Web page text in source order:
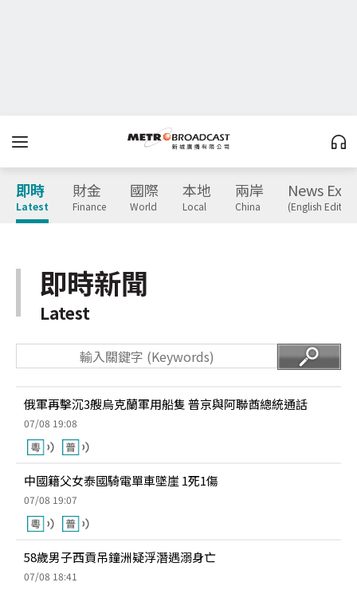
即時
Latest
財金
Finance
國際
World
本地
Local
兩岸
China
News
(English
即時新聞
Latest
俄軍再擊沉3艘烏克蘭軍用船隻 普京與阿聯酋總統通話
07/08 19:08
中國籍父女泰國騎電單車墜崖 1死1傷
07/08 19:07
58歲男子西貢吊鐘洲疑浮潛遇溺身亡
07/08 18:41